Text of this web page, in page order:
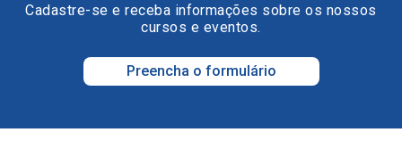
Cadastre-se e receba informações sobre os nossos
cursos e eventos.
Preencha o formulário